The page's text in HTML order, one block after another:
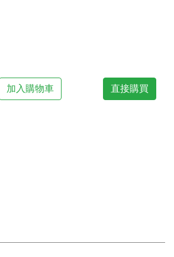
加入購物車 直接購買